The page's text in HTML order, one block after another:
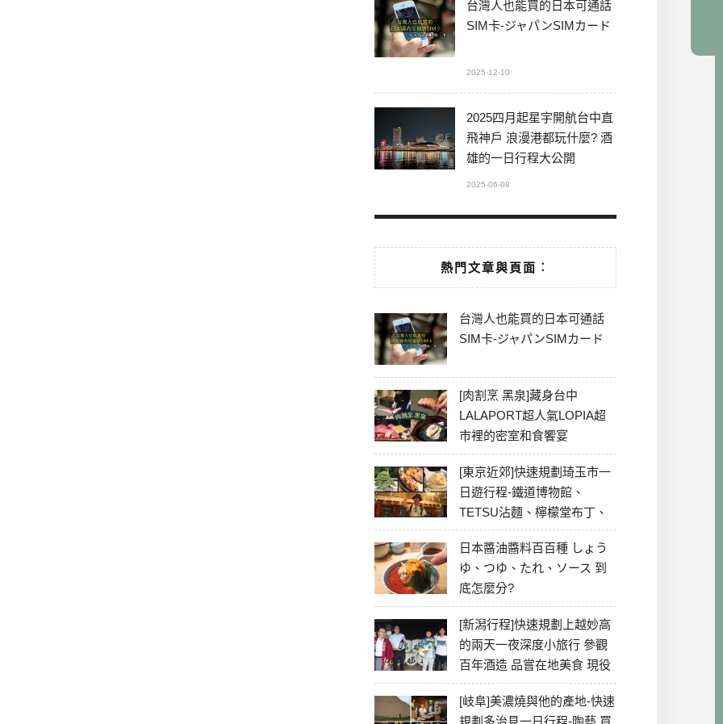
台灣人也能買的日本可通話
SIM卡-ジャパンSIMカード
2025-12-10
2025四月起星宇開航台中直
飛神戶 浪漫港都玩什麼? 酒
雄的一日行程大公開
2025-06-08
熱門文章與頁面︰
台灣人也能買的日本可通話
SIM卡-ジャパンSIMカード
[肉割烹 黑泉]藏身台中
LALAPORT超人氣LOPIA超
市裡的密室和食饗宴
[東京近郊]快速規劃琦玉市一
日遊行程-鐵道博物館、
TETSU沾麵、檸檬堂布丁、
冰川神社、美食彙整
日本醬油醬料百百種 しょう
ゆ、つゆ、たれ、ソース 到
底怎麼分?
[新潟行程]快速規劃上越妙高
的兩天一夜深度小旅行 參觀
百年酒造 品嘗在地美食 現役
最老牌電影院
[岐阜]美濃燒與他的產地-快速
規劃多治見一日行程-陶藝 買